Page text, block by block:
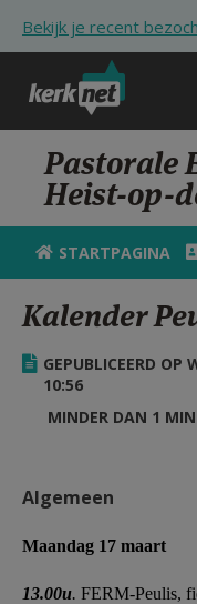
Bekijk je recent
KERK
HULP
Pastorale
Heist-op-
STARTPAGINA
Kalender
GEPUBLICEERD OP
10:56
MINDER DAN 1
Algemeen
Maandag 17 maart
13.00u. FERM-Peulis,